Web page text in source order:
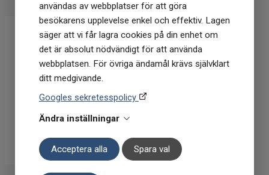
användas av webbplatser för att göra
besökarens upplevelse enkel och effektiv. Lagen
säger att vi får lagra cookies på din enhet om
det är absolut nödvändigt för att använda
webbplatsen. För övriga ändamål krävs självklart
ditt medgivande.
Googles sekretesspolicy
Ändra inställningar
Acceptera alla Spara val